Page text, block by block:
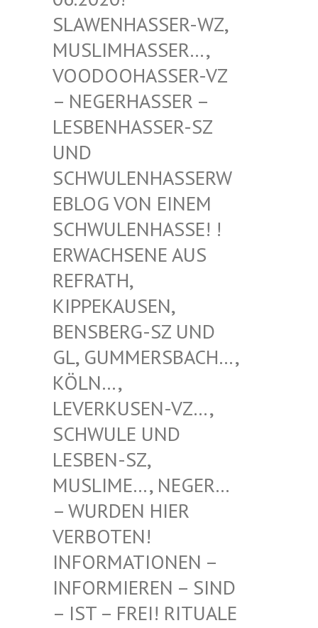
WENHASSER-WZ, MUS
LIMHASSER…, VOO
DOOHASSER-VZ – N
EGERHASSER – LES
BENHASSER-SZ UND
SCH
WULENHASSERWEBL
OG VON EINEM SCH
WULENHASSE! ! ERW
ACHSENE AUS REF
RATH, KIP
PEKAUSEN, BEN
SBERG-SZ UND GL,
GUMMERSBACH…, KÖL
N…, LEV
ERKUSEN-VZ…, SCH
WULE UND LES
BEN-SZ, MUS
LIME…, NEGER… – W
URDEN HIER VER
BOTEN! INF
ORMATIONEN – INF
ORMIEREN – SIND – I
ST – FREI! RITUALE VON